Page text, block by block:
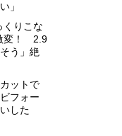
」
りこな
変！ 2.9
う」絶
ットで
フォー
した